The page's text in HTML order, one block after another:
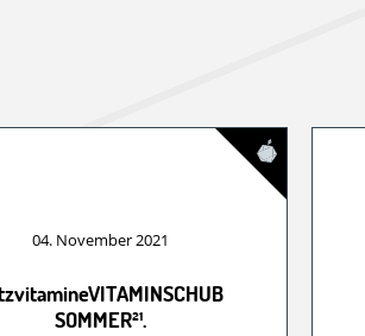
04. November 2021
SOMMER²¹.